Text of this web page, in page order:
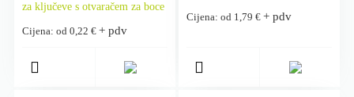
za ključeve s otvaračem za boce
Cijena: od 0,22 € + pdv
Cijena: od 1,79 € + pdv